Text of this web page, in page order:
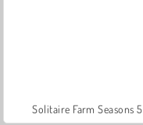
Solitaire Farm Seasons 5